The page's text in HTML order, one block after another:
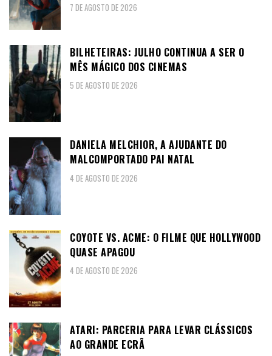
7 DE AGOSTO DE 2026
BILHETEIRAS: JULHO CONTINUA A SER O
MÊS MÁGICO DOS CINEMAS
5 DE AGOSTO DE 2026
DANIELA MELCHIOR, A AJUDANTE DO
MALCOMPORTADO PAI NATAL
4 DE AGOSTO DE 2026
COYOTE VS. ACME: O FILME QUE HOLLYWOOD
QUASE APAGOU
4 DE AGOSTO DE 2026
ATARI: PARCERIA PARA LEVAR CLÁSSICOS
AO GRANDE ECRÃ